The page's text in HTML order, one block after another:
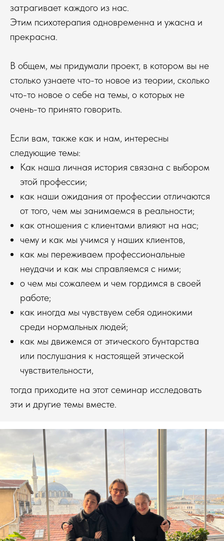
затрагивает каждого из нас.
Этим психотерапия одновременна и ужасна и
прекрасна.
В общем, мы придумали проект, в котором вы не
столько узнаете что-то новое из теории, сколько
что-то новое о себе на темы, о которых не
очень-то принято говорить.
Если вам, также как и нам, интересны
следующие темы:
Как наша личная история связана с выбором
этой профессии;
как наши ожидания от профессии отличаются
от того, чем мы занимаемся в реальности;
как отношения с клиентами влияют на нас;
чему и как мы учимся у наших клиентов,
как мы переживаем профессиональные
неудачи и как мы справляемся с ними;
о чем мы сожалеем и чем гордимся в своей
работе;
как иногда мы чувствуем себя одинокими
среди нормальных людей;
как мы движемся от этического бунтарства
или послушания к настоящей этической
чувствительности,
тогда приходите на этот семинар исследовать
эти и другие темы вместе.